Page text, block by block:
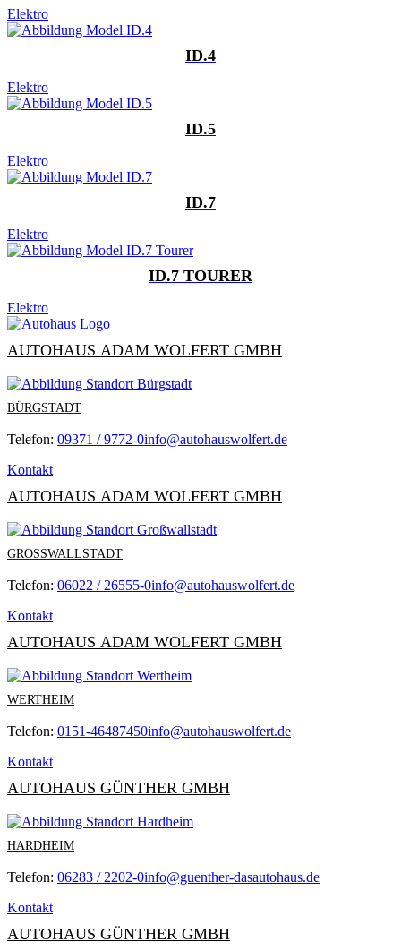
Elektro
ID.4
Elektro
ID.5
Elektro
ID.7
Elektro
ID.7 TOURER
Elektro
AUTOHAUS ADAM WOLFERT GMBH
BÜRGSTADT
Telefon: 09371 / 9772-0info@autohauswolfert.de
Kontakt
AUTOHAUS ADAM WOLFERT GMBH
GROSSWALLSTADT
Telefon: 06022 / 26555-0info@autohauswolfert.de
Kontakt
AUTOHAUS ADAM WOLFERT GMBH
WERTHEIM
Telefon: 0151-46487450info@autohauswolfert.de
Kontakt
AUTOHAUS GÜNTHER GMBH
HARDHEIM
Telefon: 06283 / 2202-0info@guenther-dasautohaus.de
Kontakt
AUTOHAUS GÜNTHER GMBH